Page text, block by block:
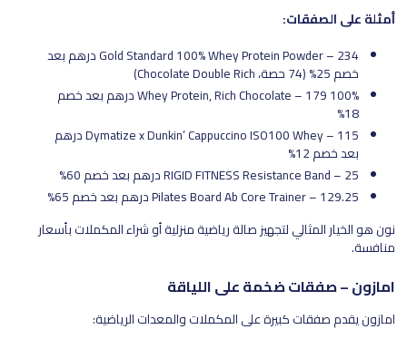
أمثلة على الصفقات:
Gold Standard 100% Whey Protein Powder – 234 درهم بعد
خصم 25% (74 حصة، Chocolate Double Rich)
100% Whey Protein, Rich Chocolate – 179 درهم بعد خصم
18%
Dymatize x Dunkin’ Cappuccino ISO100 Whey – 115 درهم
بعد خصم 12%
RIGID FITNESS Resistance Band – 25 درهم بعد خصم 60%
Pilates Board Ab Core Trainer – 129.25 درهم بعد خصم 65%
نون هو الخيار المثالي لتجهيز صالة رياضية منزلية أو شراء المكملات بأسعار
منافسة.
امازون – صفقات ضخمة على اللياقة
امازون يقدم صفقات كبيرة على المكملات والمعدات الرياضية: